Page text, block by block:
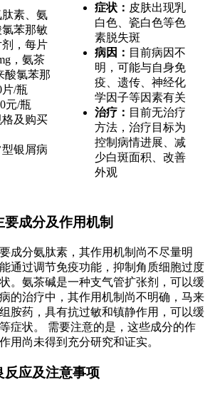
肽素、氨
苯那敏
剂，每片
，氨茶
酸氯苯那
片/瓶
元/瓶
格及购买
银屑病
症状： 皮肤出现乳
白色、瓷白色等色
素脱失斑
病因： 目前病因不
明，可能与自身免
疫、遗传、神经化
学因子等因素有关
治疗： 目前无治疗
方法，治疗目标为
控制病情进展、减
少白斑面积、改善
外观
成分及作用机制
成分氨肽素，其作用机制尚不尽量明
通过调节免疫功能，抑制角质细胞过度
。氨茶碱是一种支气管扩张剂，可以缓
的治疗中，其作用机制尚不明确，马来
胺药，具有抗过敏和镇静作用，可以缓
症状。 需要注意的是，这些成分的作
用尚未得到充分研究和证实。
反应及注意事项